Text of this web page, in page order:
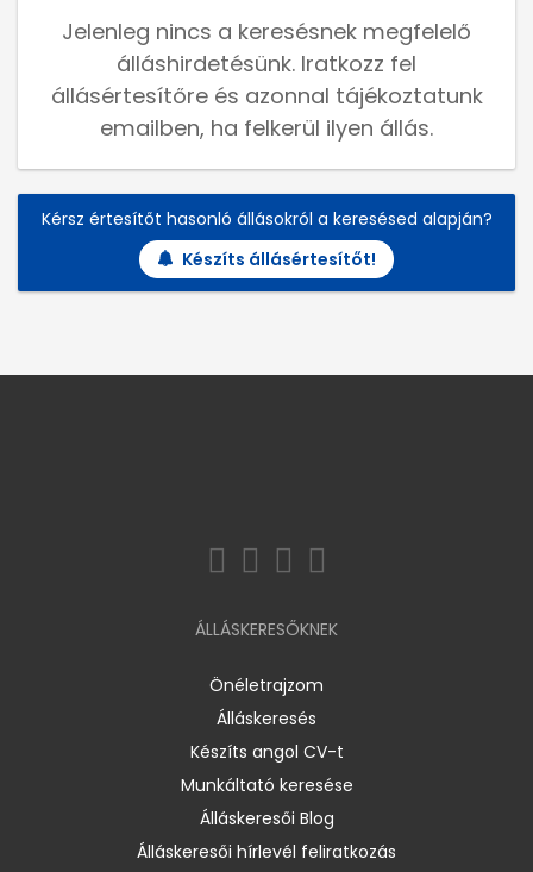
Jelenleg nincs a keresésnek megfelelő
álláshirdetésünk. Iratkozz fel
állásértesítőre és azonnal tájékoztatunk
emailben, ha felkerül ilyen állás.
Kérsz értesítőt hasonló állásokról a keresésed alapján?
Készíts állásértesítőt!
ÁLLÁSKERESŐKNEK
Önéletrajzom
Álláskeresés
Készíts angol CV-t
Munkáltató keresése
Álláskeresői Blog
Álláskeresői hírlevél feliratkozás